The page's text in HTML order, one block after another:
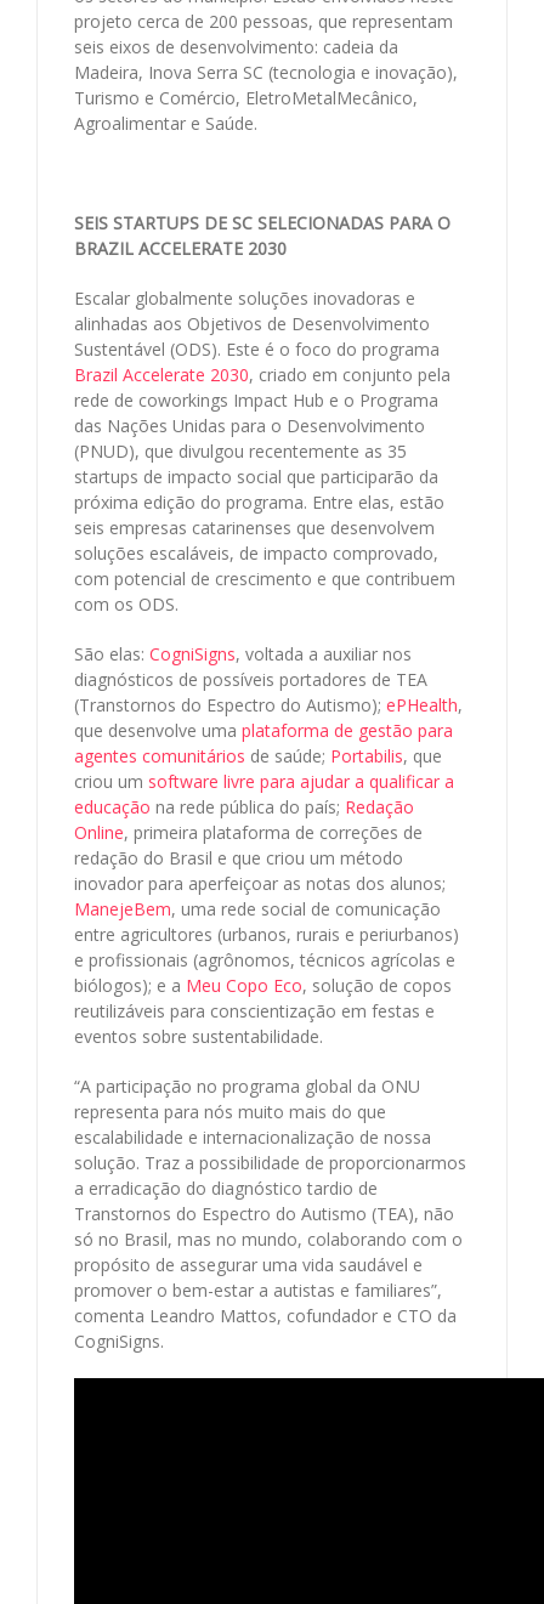
projeto cerca de 200 pessoas, que representam
seis eixos de desenvolvimento: cadeia da
Madeira, Inova Serra SC (tecnologia e inovação),
Turismo e Comércio, EletroMetalMecânico,
Agroalimentar e Saúde.
SEIS STARTUPS DE SC SELECIONADAS PARA O
BRAZIL ACCELERATE 2030
Escalar globalmente soluções inovadoras e
alinhadas aos Objetivos de Desenvolvimento
Sustentável (ODS). Este é o foco do programa
Brazil Accelerate 2030, criado em conjunto pela
rede de coworkings Impact Hub e o Programa
das Nações Unidas para o Desenvolvimento
(PNUD), que divulgou recentemente as 35
startups de impacto social que participarão da
próxima edição do programa. Entre elas, estão
seis empresas catarinenses que desenvolvem
soluções escaláveis, de impacto comprovado,
com potencial de crescimento e que contribuem
com os ODS.
São elas: CogniSigns, voltada a auxiliar nos
diagnósticos de possíveis portadores de TEA
(Transtornos do Espectro do Autismo); ePHealth,
que desenvolve uma plataforma de gestão para
agentes comunitários de saúde; Portabilis, que
criou um software livre para ajudar a qualificar a
educação na rede pública do país; Redação
Online, primeira plataforma de correções de
redação do Brasil e que criou um método
inovador para aperfeiçoar as notas dos alunos;
ManejeBem, uma rede social de comunicação
entre agricultores (urbanos, rurais e periurbanos)
e profissionais (agrônomos, técnicos agrícolas e
biólogos); e a Meu Copo Eco, solução de copos
reutilizáveis para conscientização em festas e
eventos sobre sustentabilidade.
“A participação no programa global da ONU
representa para nós muito mais do que
escalabilidade e internacionalização de nossa
solução. Traz a possibilidade de proporcionarmos
a erradicação do diagnóstico tardio de
Transtornos do Espectro do Autismo (TEA), não
só no Brasil, mas no mundo, colaborando com o
propósito de assegurar uma vida saudável e
promover o bem-estar a autistas e familiares”,
comenta Leandro Mattos, cofundador e CTO da
CogniSigns.